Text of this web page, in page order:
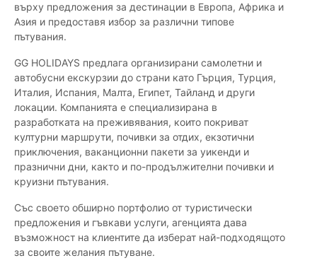
върху предложения за дестинации в Европа, Африка и
Азия и предоставя избор за различни типове
пътувания.
GG HOLIDAYS предлага организирани самолетни и
автобусни екскурзии до страни като Гърция, Турция,
Италия, Испания, Малта, Египет, Тайланд и други
локации. Компанията е специализирана в
разработката на преживявания, които покриват
културни маршрути, почивки за отдих, екзотични
приключения, ваканционни пакети за уикенди и
празнични дни, както и по-продължителни почивки и
круизни пътувания.
Със своето обширно портфолио от туристически
предложения и гъвкави услуги, агенцията дава
възможност на клиентите да изберат най-подходящото
за своите желания пътуване.